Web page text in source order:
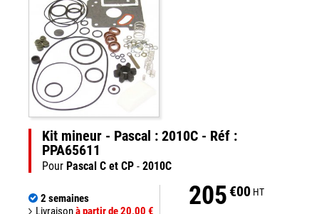
Kit mineur - Pascal : 2010C - Réf :
PPA65611
Pour Pascal C et CP - 2010C
2 semaines
Livraisonà partir de 20,00 €
205 €00 HT